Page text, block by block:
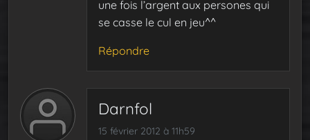
une fois l’argent aux persones qui
se casse le cul en jeu^^
Répondre
Darnfol
15 février 2012 à 11h59